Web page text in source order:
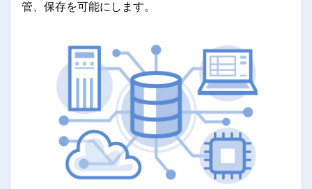
管、保存を可能にします。